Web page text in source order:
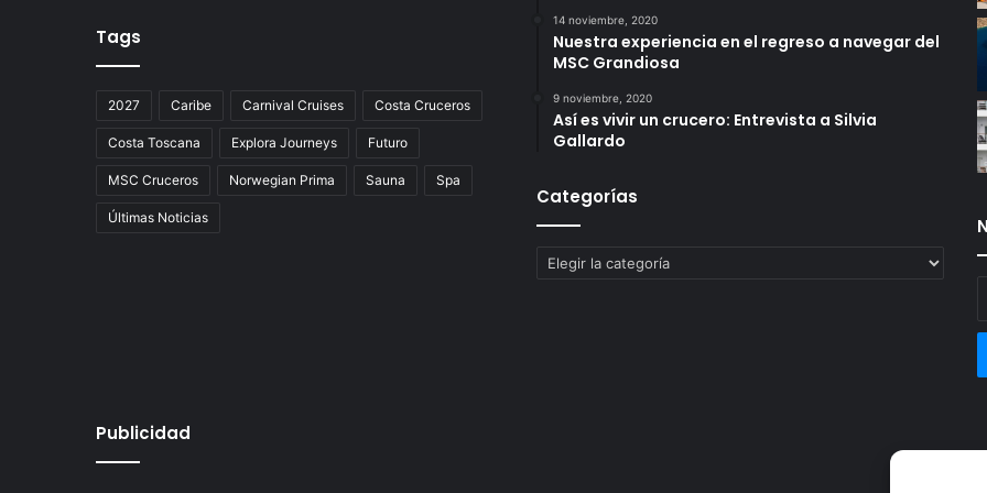
Tags
2027 Caribe Carnival Cruises Costa Cruceros
Costa Toscana Explora Journeys Futuro
MSC Cruceros Norwegian Prima Sauna Spa
Últimas Noticias
14 noviembre, 2020
Nuestra experiencia en el regreso a navegar del
MSC Grandiosa
9 noviembre, 2020
Así es vivir un crucero: Entrevista a Silvia
Gallardo
Categorías
Categorías
Publicidad